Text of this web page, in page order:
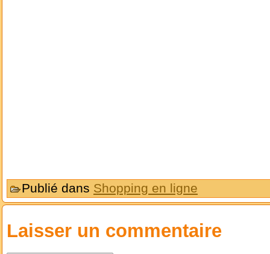
Publié dans Shopping en ligne
Laisser un commentaire